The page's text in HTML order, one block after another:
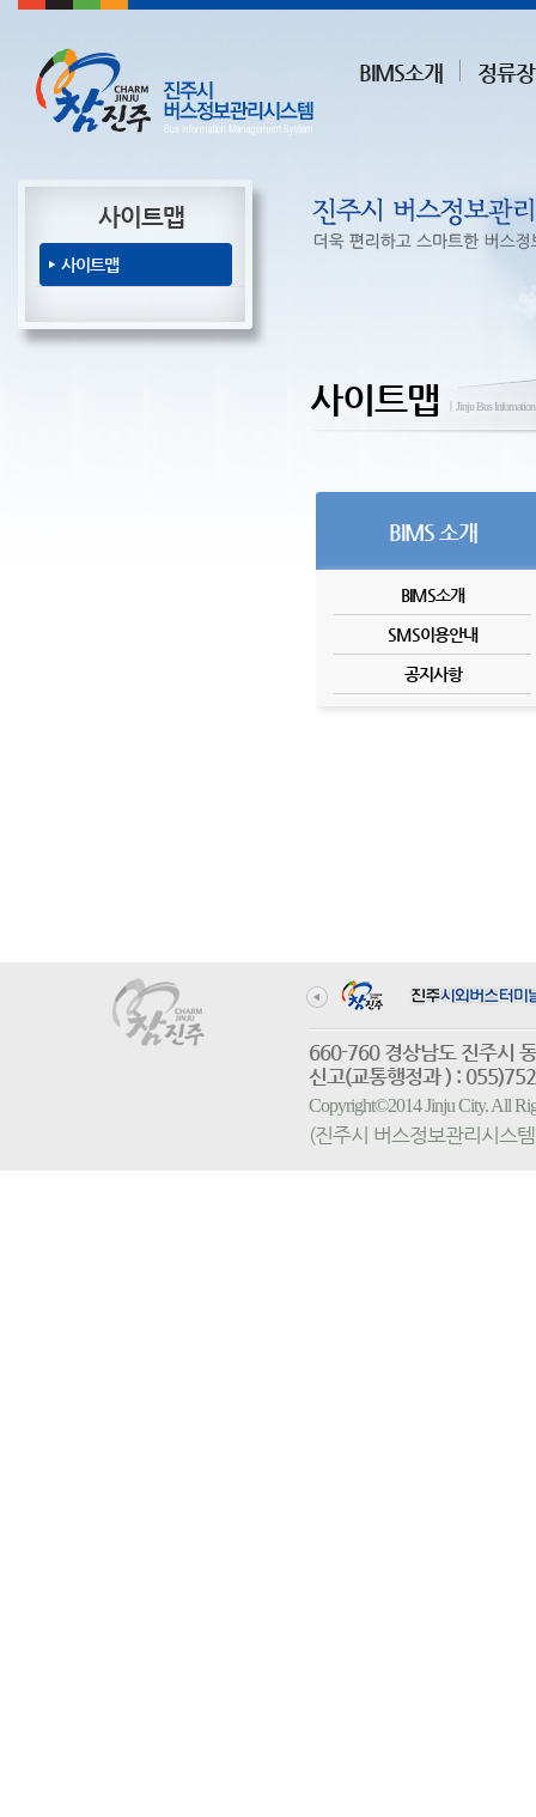
BIMS소개 정류
사이트맵
사이트맵
사이트맵 ㅣJinju Bus
BIMS 소개
BIMS소개
SMS이용안내
공지사항
660-760 경상남도 진
신고(교통행정과 ) :
Copyright©2014 Jinju City. All
(진주시 버스정보관리시스